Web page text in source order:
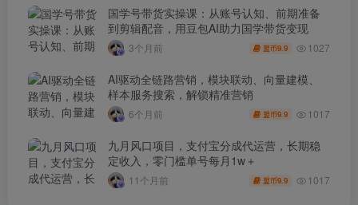
国学号带货实操课：从账号认知、前期准备
到剪辑配音，用豆包AI助力国学带货变现
3个月前 盟币9.9 1027
AI驱动全链路营销，模块联动、向量建模、
样本服务搜索，解锁精准营销
6个月前 盟币9.9 1017
九月风口项目，支付宝分成代运营，长期稳
定收入，零门槛单号每月1w＋
11个月前 盟币9.9 1017